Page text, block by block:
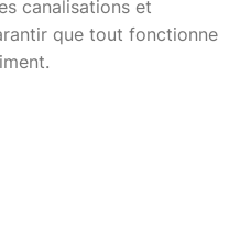
canalisations et
que tout fonctionne